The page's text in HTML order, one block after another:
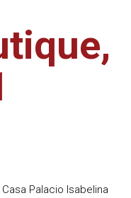
Palacio Isabelina